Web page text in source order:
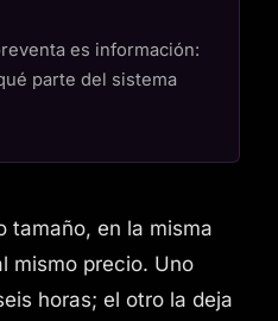
es información:
parte del sistema
tamaño, en la misma
mismo precio. Uno
horas; el otro la deja